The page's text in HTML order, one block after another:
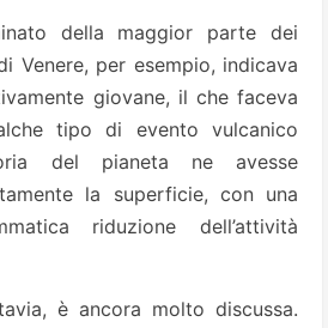
della maggior parte dei
Venere, per esempio, indicava
giovane, il che faceva
tipo di evento vulcanico
del pianeta ne avesse
la superficie, con una
riduzione dell’attività
è ancora molto discussa.